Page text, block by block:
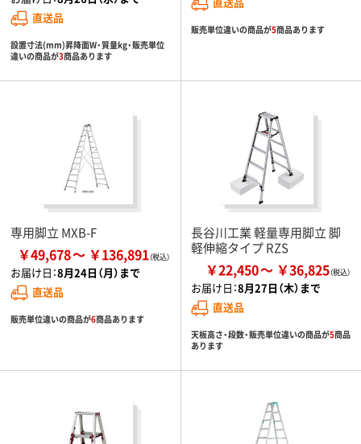
直送品
設置寸法(mm)昇降面W・質量kg・販売単位
違いの商品が3商品あります
販売単位違いの商品が5商品あります
専用脚立 MXB-F
￥49,678 ￥136,891
お届け日：8月24日（月）まで
直送品
販売単位違いの商品が6商品あります
長谷川工業 軽量専用脚立 脚
軽伸縮タイプ RZS
￥22,450 ￥36,825
お届け日：8月27日（木）まで
直送品
天板高さ・段数・販売単位違いの商品が5商品
あります